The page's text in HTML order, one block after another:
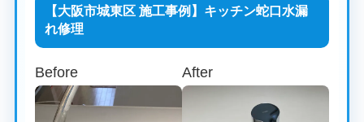
【大阪市城東区 施工事例】キッチン蛇口水漏
れ修理
Before After